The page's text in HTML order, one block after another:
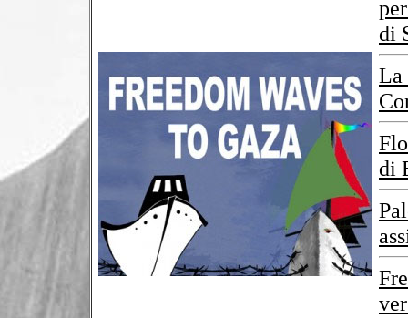
di
La
di